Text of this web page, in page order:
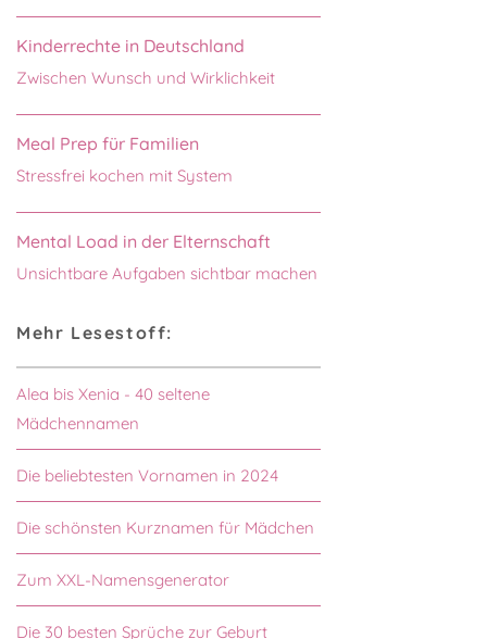
Kinderrechte in Deutschland
Zwischen Wunsch und Wirklichkeit
Meal Prep für Familien
Stressfrei kochen mit System
Mental Load in der Elternschaft
Unsichtbare Aufgaben sichtbar machen
Mehr Lesestoff:
Alea bis Xenia - 40 seltene
Mädchennamen
Die beliebtesten Vornamen in 2024
Die schönsten Kurznamen für Mädchen
Zum XXL-Namensgenerator
Die 30 besten Sprüche zur Geburt